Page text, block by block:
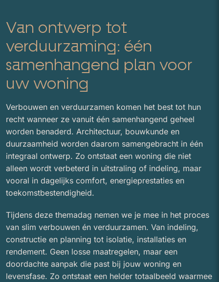
Van ontwerp tot
verduurzaming: één
samenhangend plan voor
uw woning
Verbouwen en verduurzamen komen het best tot hun
recht wanneer ze vanuit één samenhangend geheel
worden benaderd. Architectuur, bouwkunde en
duurzaamheid worden daarom samengebracht in één
integraal ontwerp. Zo ontstaat een woning die niet
alleen wordt verbeterd in uitstraling of indeling, maar
vooral in dagelijks comfort, energieprestaties en
toekomstbestendigheid.
Tijdens deze themadag nemen we je mee in het proces
van slim verbouwen én verduurzamen. Van indeling,
constructie en planning tot isolatie, installaties en
rendement. Geen losse maatregelen, maar een
doordachte aanpak die past bij jouw woning en
levensfase. Zo ontstaat een helder totaalbeeld waarmee